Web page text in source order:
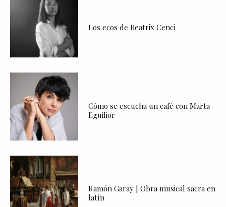
Los ecos de Beatrix Cenci
Cómo se escucha un café con Marta
Eguilior
Ramón Garay | Obra musical sacra en
latín